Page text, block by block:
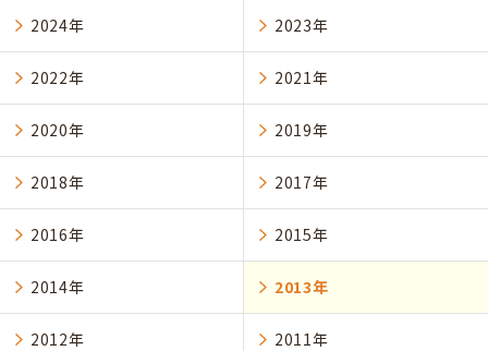
2024年 2023年
2022年 2021年
2020年 2019年
2018年 2017年
2016年 2015年
2014年 2013年
2012年 2011年